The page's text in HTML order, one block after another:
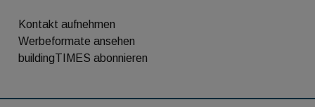
Kontakt aufnehmen
Werbeformate ansehen
buildingTIMES abonnieren